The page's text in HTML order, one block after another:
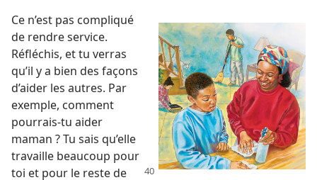
Ce n’est pas compliqué
de rendre service.
Réfléchis, et tu verras
qu’il y a bien des façons
d’aider les autres. Par
exemple, comment
pourrais-​tu aider
maman ? Tu sais qu’elle
travaille beaucoup pour
toi et pour le reste de